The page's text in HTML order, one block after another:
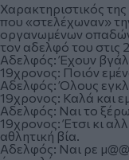
Χαρακτηριστικός
που «στελέχωναν»
οργανωμένων οπαδών
τον αδελφό του στις
Αδελφός: Έχουν
19χρονος: Ποιόν
Αδελφός: Όλους
19χρονος: Καλά και
Αδελφός: Ναι το
19χρονος: Έτσι κι
αθλητική βία.
Αδελφός: Ναι ρε